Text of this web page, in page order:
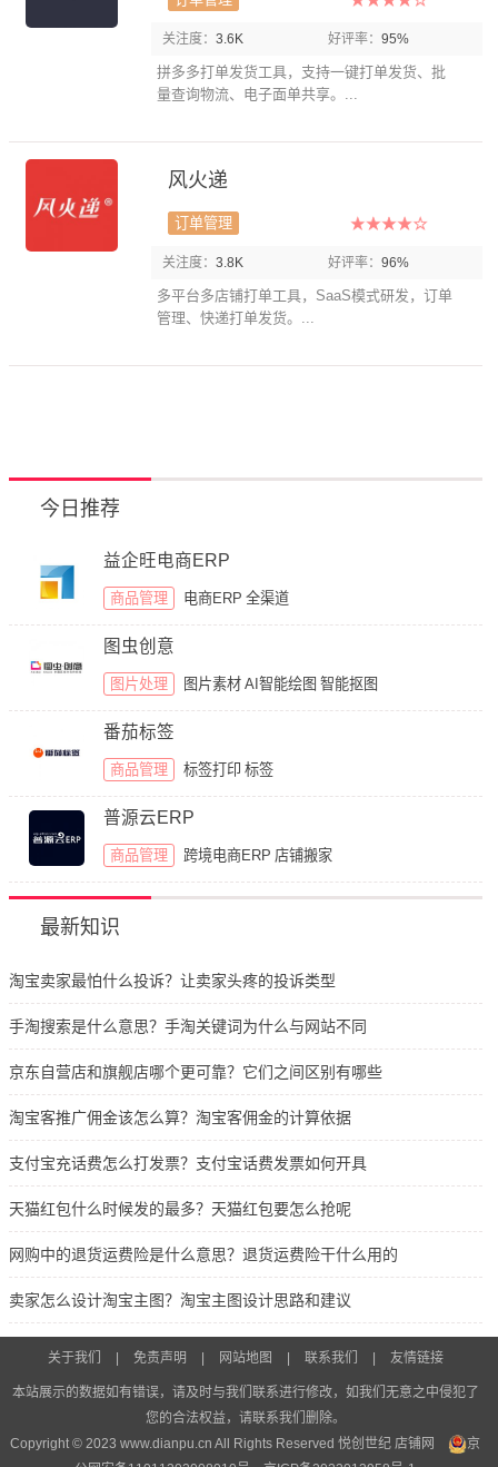
关注度： 3.6K 好评率： 95%
拼多多打单发货工具，支持一键打单发货、批
量查询物流、电子面单共享。...
风火递
订单管理
关注度： 3.8K 好评率： 96%
多平台多店铺打单工具，SaaS模式研发，订单
管理、快递打单发货。...
今日推荐
益企旺电商ERP
商品管理 电商ERP 全渠道
图虫创意
图片处理 图片素材 AI智能绘图 智能抠图
番茄标签
商品管理 标签打印 标签
普源云ERP
商品管理 跨境电商ERP 店铺搬家
最新知识
淘宝卖家最怕什么投诉？让卖家头疼的投诉类型
手淘搜索是什么意思？手淘关键词为什么与网站不同
京东自营店和旗舰店哪个更可靠？它们之间区别有哪些
淘宝客推广佣金该怎么算？淘宝客佣金的计算依据
支付宝充话费怎么打发票？支付宝话费发票如何开具
天猫红包什么时候发的最多？天猫红包要怎么抢呢
网购中的退货运费险是什么意思？退货运费险干什么用的
卖家怎么设计淘宝主图？淘宝主图设计思路和建议
关于我们 免责声明 网站地图 联系我们 友情链接
本站展示的数据如有错误，请及时与我们联系进行修改，如我们无意之中侵犯了
您的合法权益，请联系我们删除。
Copyright © 2023 www.dianpu.cn All Rights Reserved 悦创世纪店铺网
京